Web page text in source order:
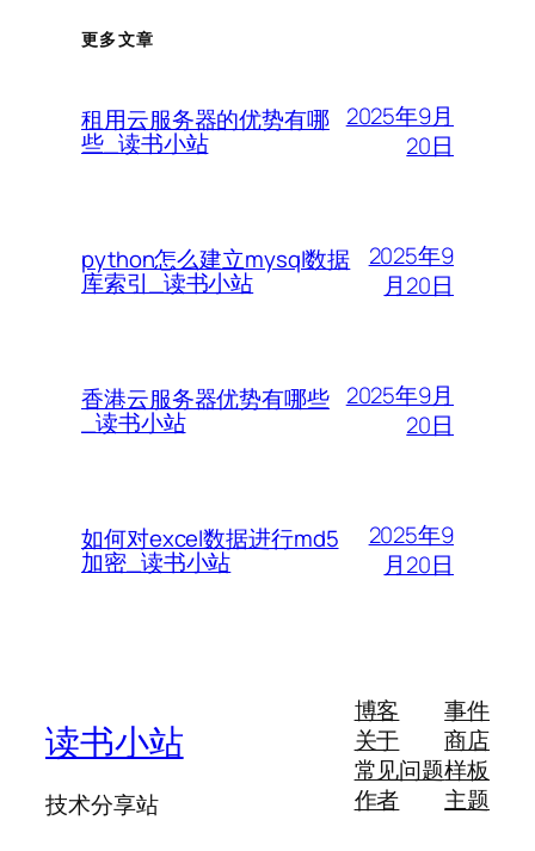
更多文章
租用云服务器的优势有哪
些_读书小站
2025年9月
20日
python怎么建立mysql数据
库索引_读书小站
2025年9
月20日
香港云服务器优势有哪些
_读书小站
2025年9月
20日
如何对excel数据进行md5
加密_读书小站
2025年9
月20日
读书小站
技术分享站
博客
关于
常见问题
作者
事件
商店
样板
主题